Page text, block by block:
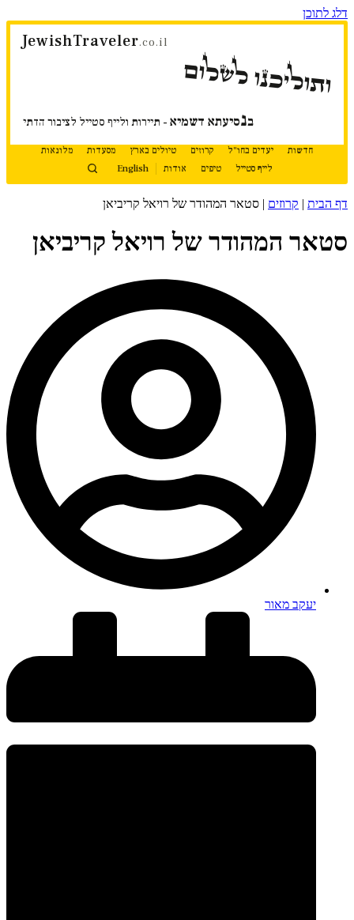
דלג לתוכן
JewishTraveler.co.il
ותוליכנו לשלום
בנסיעתא דשמיא - תיירות ולייף סטייל לציבור הדתי
חדשות יעדים בחו"ל קרוזים טיולים בארץ מסעדות
מלונאות
לייף סטייל
טיפים אודות English
דף הבית | קרוזים | סטאר המהודר של רויאל קריביאן
סטאר המהודר של רויאל קריביאן
יעקב מאור